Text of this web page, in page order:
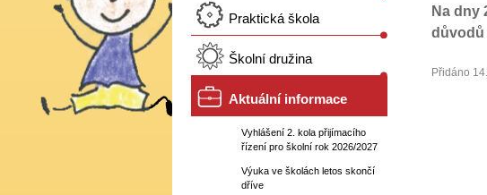
Na dny
důvodů
Přidáno
Praktická škola
Školní družina
Aktuální informace
Vyhlášení 2. kola přijímacího
řízení pro školní rok 2026/2027
Výuka ve školách letos skončí
dříve